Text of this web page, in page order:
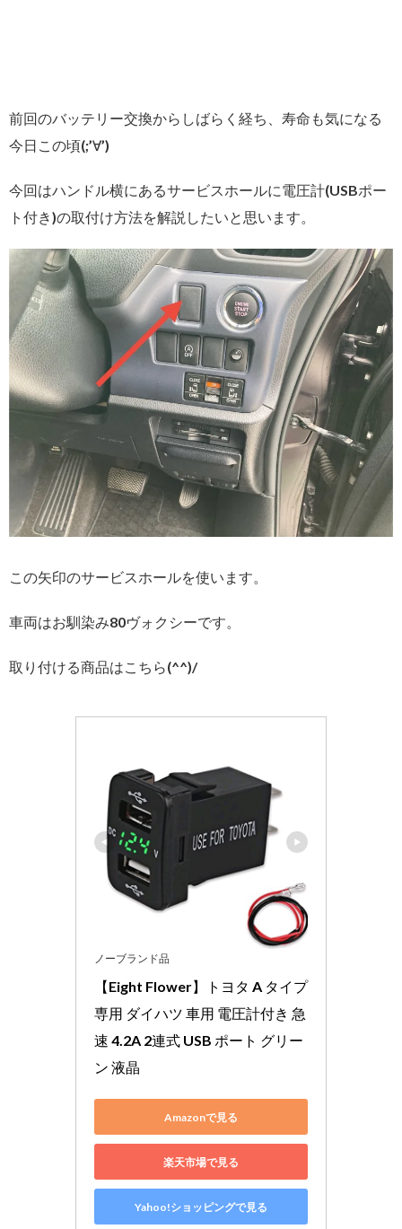
前回のバッテリー交換からしばらく経ち、寿命も気になる
今日この頃(;’∀’)
今回はハンドル横にあるサービスホールに電圧計(USBポー
ト付き)の取付け方法を解説したいと思います。
この矢印のサービスホールを使います。
車両はお馴染み80ヴォクシーです。
取り付ける商品はこちら(^^)/
ノーブランド品
【Eight Flower】トヨタ A タイプ
専用 ダイハツ 車用 電圧計付き 急
速 4.2A 2連式 USB ポート グリー
ン 液晶
Amazonで見る
楽天市場で見る
Yahoo!ショッピングで見る